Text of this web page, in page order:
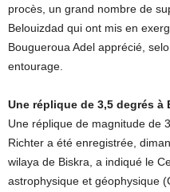
procès, un grand nombre de
Belouizdad qui ont mis en
Bougueroua Adel apprécié,
entourage.
Une réplique de 3,5 degrés à
Une réplique de magnitude de
Richter a été enregistrée,
wilaya de Biskra, a indiqué le
astrophysique et géophysique